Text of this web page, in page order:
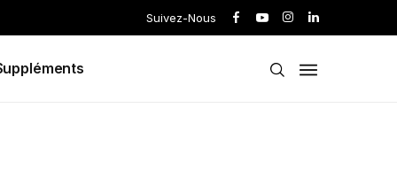
Suivez-Nous